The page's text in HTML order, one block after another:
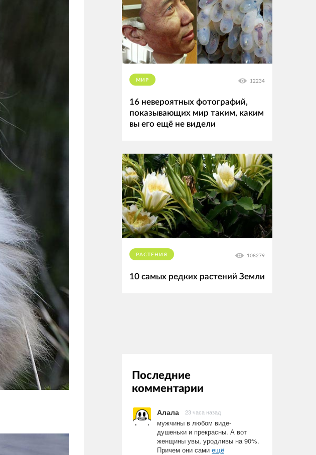
МИР 12234
16 невероятных фотографий,
показывающих мир таким, каким
вы его ещё не видели
РАСТЕНИЯ 108279
10 самых редких растений Земли
Последние
комментарии
Алала 23 часа назад
мужчины в любом виде-
душеньки и прекрасны. А вот
женщины увы, уродливы на 90%.
Причем они сами ещё